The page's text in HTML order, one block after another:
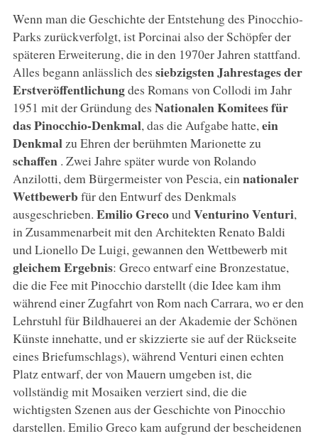
Wenn man die Geschichte der Entstehung des Pinocchio-
Parks zurückverfolgt, ist Porcinai also der Schöpfer der
späteren Erweiterung, die in den 1970er Jahren stattfand.
Alles begann anlässlich des siebzigsten Jahrestages der
Erstveröffentlichungdes Romans von Collodi im Jahr
1951 mit der Gründung des Nationalen Komitees für
das Pinocchio-Denkmal, das die Aufgabe hatte, ein
Denkmal zu Ehren der berühmten Marionette zu
schaffen . Zwei Jahre später wurde von Rolando
Anzilotti, dem Bürgermeister von Pescia, ein nationaler
Wettbewerb für den Entwurf des Denkmals
ausgeschrieben. Emilio GrecoundVenturino Venturi,
in Zusammenarbeit mit den Architekten Renato Baldi
und Lionello De Luigi, gewannen den Wettbewerb mit
gleichem Ergebnis: Greco entwarf eine Bronzestatue,
die die Fee mit Pinocchio darstellt (die Idee kam ihm
während einer Zugfahrt von Rom nach Carrara, wo er den
Lehrstuhl für Bildhauerei an der Akademie der Schönen
Künste innehatte, und er skizzierte sie auf der Rückseite
eines Briefumschlags), während Venturi einen echten
Platz entwarf, der von Mauern umgeben ist, die
vollständig mit Mosaiken verziert sind, die die
wichtigsten Szenen aus der Geschichte von Pinocchio
darstellen. Emilio Greco kam aufgrund der bescheidenen